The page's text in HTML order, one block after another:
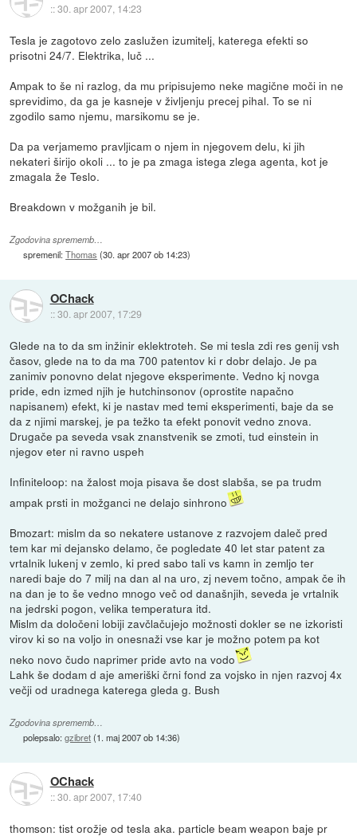
::30. apr 2007, 14:23
Tesla je zagotovo zelo zaslužen izumitelj, katerega efekti so
prisotni 24/7. Elektrika, luč ...
Ampak to še ni razlog, da mu pripisujemo neke magične moči in ne
sprevidimo, da ga je kasneje v življenju precej pihal. To se ni
zgodilo samo njemu, marsikomu se je.
Da pa verjamemo pravljicam o njem in njegovem delu, ki jih
nekateri širijo okoli ... to je pa zmaga istega zlega agenta, kot je
zmagala že Teslo.
Breakdown v možganih je bil.
Zgodovina sprememb…
spremenil:Thomas (30. apr 2007 ob 14:23)
OChack
::30. apr 2007, 17:29
Glede na to da sm inžinir eklektroteh. Se mi tesla zdi res genij vsh
časov, glede na to da ma 700 patentov ki r dobr delajo. Je pa
zanimiv ponovno delat njegove eksperimente. Vedno kj novga
pride, edn izmed njih je hutchinsonov (oprostite napačno
napisanem) efekt, ki je nastav med temi eksperimenti, baje da se
da z njimi marskej, je pa težko ta efekt ponovit vedno znova.
Drugače pa seveda vsak znanstvenik se zmoti, tud einstein in
njegov eter ni ravno uspeh
Infiniteloop: na žalost moja pisava še dost slabša, se pa trudm
ampak prsti in možganci ne delajo sinhrono
Bmozart: mislm da so nekatere ustanove z razvojem daleč pred
tem kar mi dejansko delamo, če pogledate 40 let star patent za
vrtalnik lukenj v zemlo, ki pred sabo tali vs kamn in zemljo ter
naredi baje do 7 milj na dan al na uro, zj nevem točno, ampak če ih
na dan je to še vedno mnogo več od današnjih, seveda je vrtalnik
na jedrski pogon, velika temperatura itd.
Mislm da določeni lobiji zavčlačujejo možnosti dokler se ne izkoristi
virov ki so na voljo in onesnaži vse kar je možno potem pa kot
neko novo čudo naprimer pride avto na vodo
Lahk še dodam d aje ameriški črni fond za vojsko in njen razvoj 4x
večji od uradnega katerega gleda g. Bush
Zgodovina sprememb…
polepsalo:gzibret(1. maj 2007 ob 14:36)
OChack
::30. apr 2007, 17:40
thomson: tist orožje od tesla aka. particle beam weapon baje pr